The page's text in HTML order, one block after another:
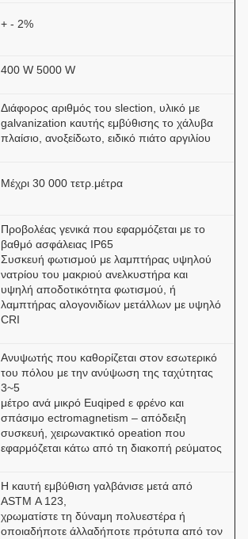
+ - 2%
400 W 5000 W
Διάφορος αριθμός του slection, υλικό με
galvanization καυτής εμβύθισης το χάλυβα
πλαίσιο, ανοξείδωτο, ειδικό πιάτο αργιλίου
Μέχρι 30 000 τετρ.μέτρα
Προβολέας γενικά που εφαρμόζεται με το
βαθμό ασφάλειας IP65
Συσκευή φωτισμού με λαμπτήρας υψηλού
νατρίου του μακριού ανελκυστήρα και
υψηλή αποδοτικότητα φωτισμού, ή
λαμπτήρας αλογονιδίων μετάλλων με υψηλό
CRI
Ανυψωτής που καθορίζεται στον εσωτερικό
του πόλου με την ανύψωση της ταχύτητας
3~5
μέτρο ανά μικρό Euqiped ε φρένο και
σπάσιμο ectromagnetism – απόδειξη
συσκευή, χειρωνακτικό opeation που
εφαρμόζεται κάτω από τη διακοπή ρεύματος
Η καυτή εμβύθιση γαλβάνισε μετά από
ASTM Α 123,
χρωματίστε τη δύναμη πολυεστέρα ή
οποιαδήποτε άλλαδήποτε πρότυπα από τον